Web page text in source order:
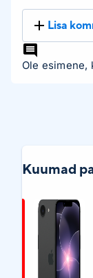
Lisa
Ole esimene,
Kuumad